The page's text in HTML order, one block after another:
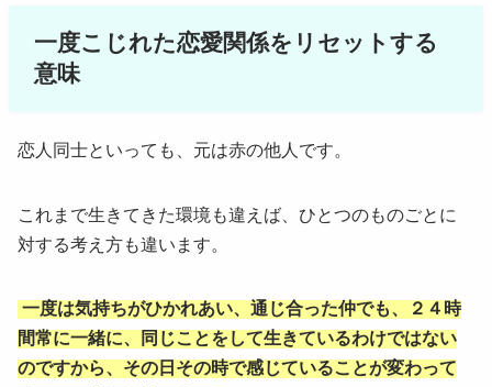
一度こじれた恋愛関係をリセットする
意味
恋人同士といっても、元は赤の他人です。
これまで生きてきた環境も違えば、ひとつのものごとに
対する考え方も違います。
一度は気持ちがひかれあい、通じ合った仲でも、２４時
間常に一緒に、同じことをして生きているわけではない
のですから、その日その時で感じていることが変わって